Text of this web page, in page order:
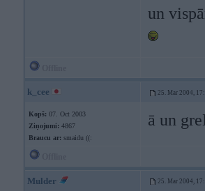
un
k_cee 25. Mar 2004,
Kopš: 07. Oct 2003
Ziņojumi: 4867
Braucu ar: smaidu ((:
ā un
Mulder 25. Mar 2004,